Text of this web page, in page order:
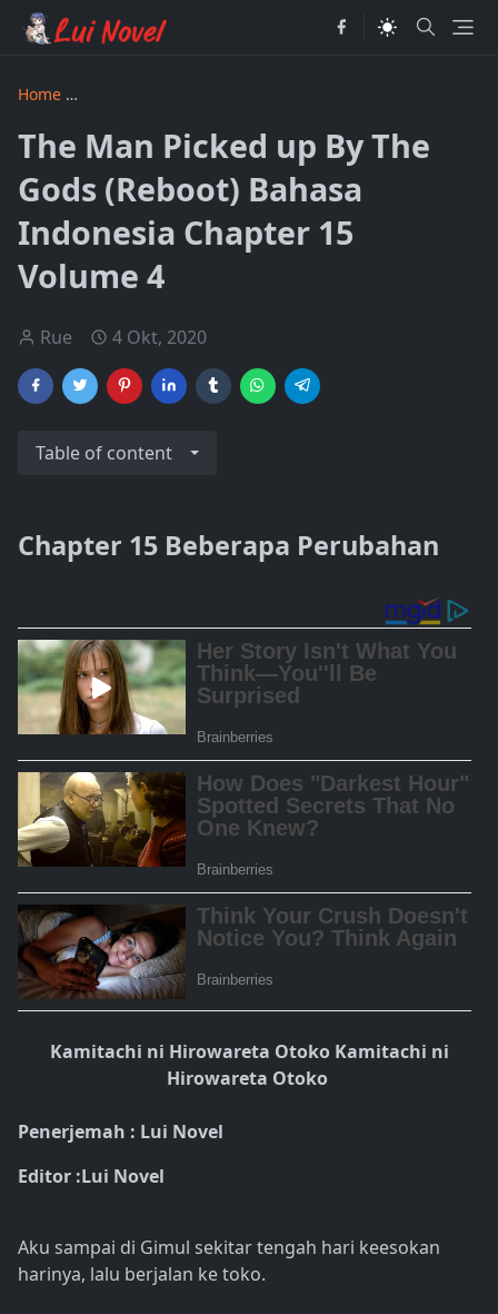
Home
The Man Picked up By The
Gods (Reboot) Bahasa
Indonesia Chapter 15
Volume 4
Rue 4 Okt, 2020
Table of content
Chapter 15 Beberapa Perubahan
Kamitachi ni Hirowareta Otoko Kamitachi ni
Hirowareta Otoko
Penerjemah : Lui Novel
Editor :Lui Novel
Aku sampai di Gimul sekitar tengah hari keesokan
harinya, lalu berjalan ke toko.